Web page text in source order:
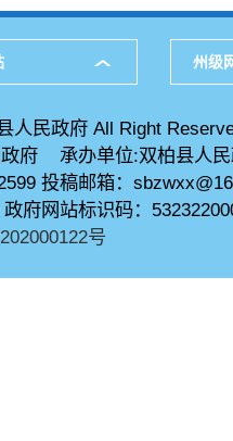
州级
人民政府 All Right
府 承办单位:双柏县人
投稿邮箱：
政府网站标识码：
号